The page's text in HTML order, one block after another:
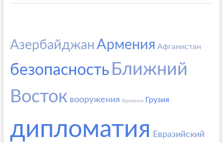
АзербайджанАрмения Афганистан
безопасность Ближний
Восток вооружения Германия Грузия
дипломатия Евразийский